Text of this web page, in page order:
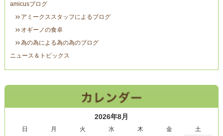
amicusブログ
アミークススタッフによるブログ
オギーノの食卓
為の為による為の為のブログ
ニュース＆トピックス
2026年8月
日 月 火 水 木 金
土